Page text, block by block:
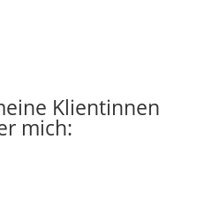
Klientinnen
mich: